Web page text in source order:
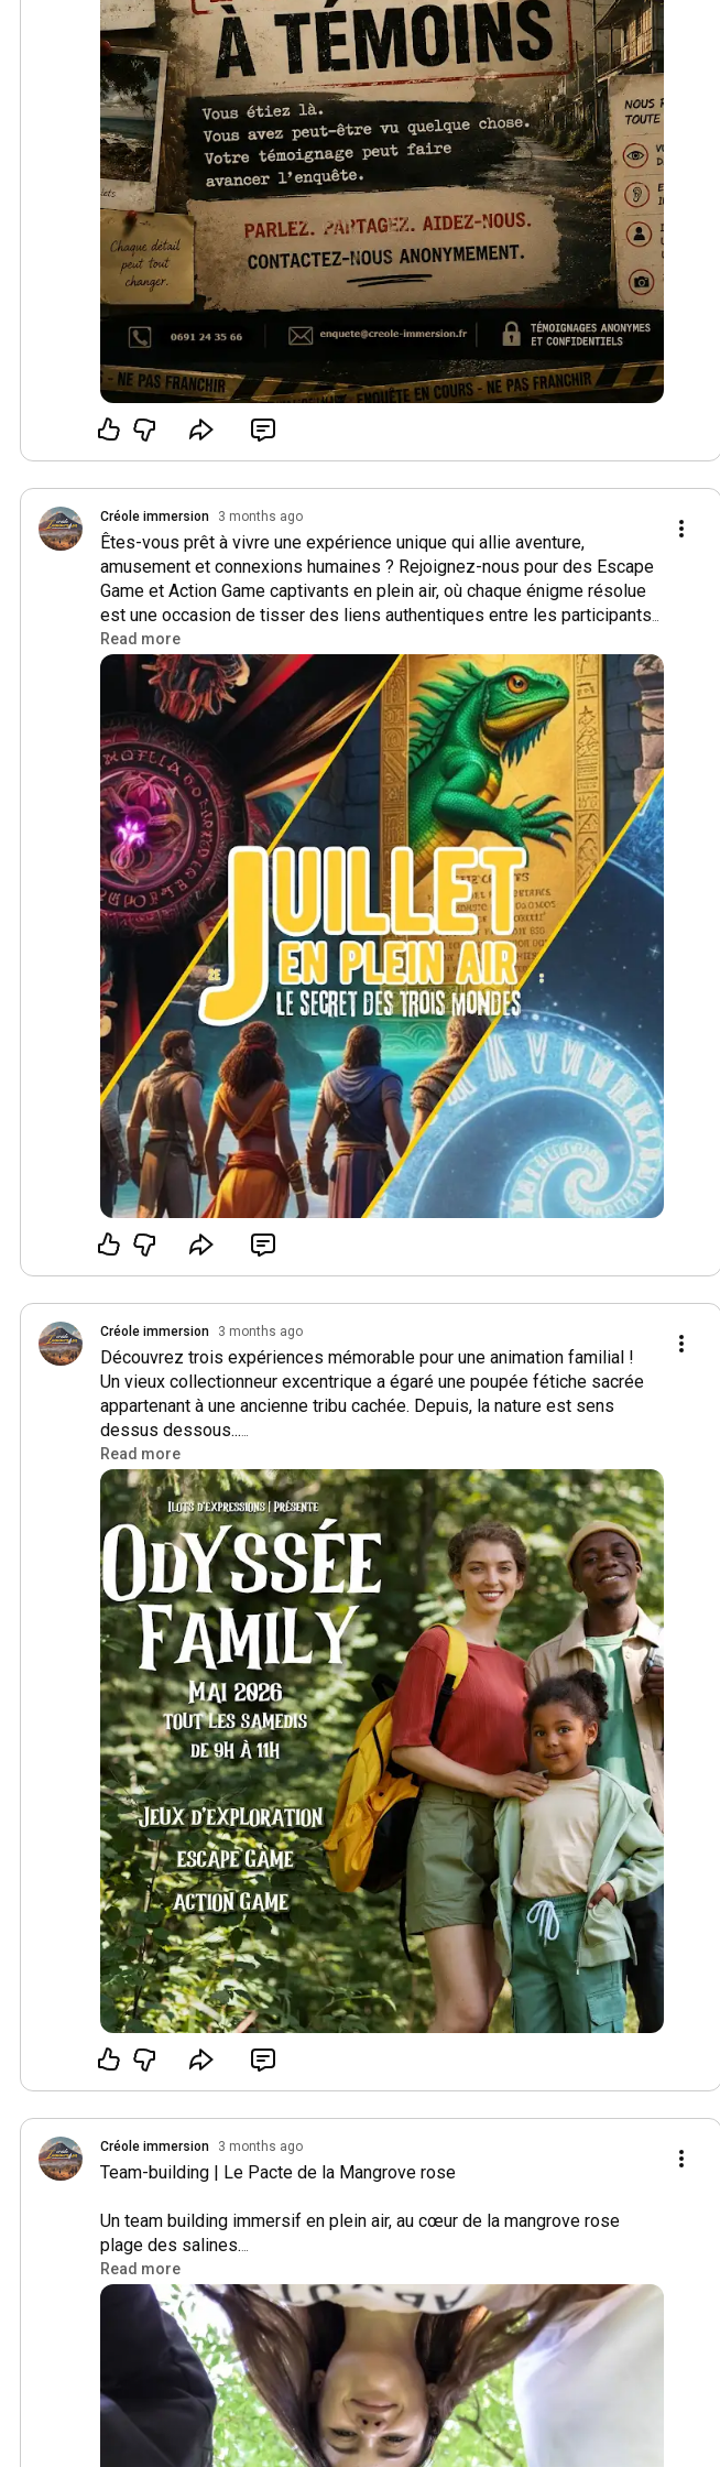
#Enqueteenfamille #Guadeloupe #escapegame @creole.immersion
Créole immersion 3 months ago
Êtes-vous prêt à vivre une expérience unique qui allie aventure,
amusement et connexions humaines ? Rejoignez-nous pour des Escape
Game et Action Game captivants en plein air, où chaque énigme résolue
est une occasion de tisser des liens authentiques entre les participants,
quelles que soient leurs générations.
Imaginez-vous déambuler dans des lieux pittoresques, armé d'une carte
et de votre esprit d'équipe, résolvant des énigmes et surmontant des
défis ensemble.
Ces moments partagés favorisent non seulement l'esprit de
camaraderie, mais permettent également de créer des souvenirs
inoubliables.
Que vous soyez un aventurier dans l'âme ou simplement à la recherche
de nouvelles amitiés, nos jeux de piste sont conçus pour rassembler
des personnes de tous horizons.
Découvrez 3 mondes :
Du 08 au 10 Juilette - Perception :
Synopsis : votre sens de l'observation suffiront-t-ils pour collecter tous
les symboles dispersés dans la ville. Attention lorsque la musique
s’arrêtera les symboles seront perdus à tout jamais et votre
récompense également...
Du 15 au 17 Juillet - L'énigme D'aetherys :
Synopsis : 2026, L'Institut de recherche cryptographique découvre une
le mystère, ils affrontent des pièges mortels.
Qui parviendra à résoudre l'énigme d'Aetherys et à découvrir le trésor, au
risque de tout perdre ?
Du 22 au 24 Juillet - Pont :
Synopsis : Lors de leurs vacances d'été, un groupe d'amis découvre par
hasard une série de failles temporelles dissimulées dans des lieux
emblématiques de la région. Ces anomalies, qui permettent de voyager
dans le temps, révèlent des événements historiques fascinants, mais
aussi des dangers insoupçonnés.
Rejoignez-nous et plongez dans une aventure où chaque pas vous
rapproche des autres. Ensemble, découvrons la joie de l'exploration et la
magie des rencontres inattendues. Ne manquez pas cette opportunité
de créer des liens durables tout en vous amusant !
**Venez vivre l'aventure et laissez-vous surprendre par les rencontres
qui vous attendent !*
Read more
Créole immersion 3 months ago
Découvrez trois expériences mémorable pour une animation familial !
Un vieux collectionneur excentrique a égaré une poupée fétiche sacrée
appartenant à une ancienne tribu cachée. Depuis, la nature est sens
dessus dessous...
La porte des étoiles est ouverte : votre mission est de traverser trois
réalités pour rétablir l'ordre avant qu'il ne soit trop tard.
Votre Parcours (3 activités en 1)
L'Arène de la vie : Testez la cohésion de votre tribu ! Défis d'agilité,
épreuves de précision et parcours d'obstacles chronométrés.
L'Écho du collectionneur : Plongez dans l'enquête. Entre totems
mystiques et indices dissimulés, retrouvez la trace de la poupée vaudou
égarée et calmez les esprits de la forêt.
L'Oasis de l'Éden : Votre quête touche à sa fin. Utilisez vos indices pour
localiser le "Trésor Gourmand".
Un moment de détente et un pique-nique partagé pour célébrer votre
victoire.
Places limitées et valable uniquement les samedis.
Option pique-nique partagé : inclus uniquement si réservation effectuer
3 semaines à l'avance.
Pour certain de nos jeux immersifs les participants doivent apporter du
matériel spécifique :
Protection solaire et anti-moustiques : Le parc étant en zone boisée et
De l'eau : Prévoir au moins 50cl par personne pour 1h d'activité sous le
climat tropical.
Un smartphone chargé pour les parcours en zone urbaine.
Une application de lecture de QR Code (optionnel)
Aptitudes et mentalité
Capacité physique de base : Le parcours faisant environ 1 km, il faut être
Read more
Créole immersion 3 months ago
Team-building | Le Pacte de la Mangrove rose
Un team building immersif en plein air, au cœur de la mangrove rose
plage des salines.
Les participants sont plongés dans un action game scénarisée :
L'harmonie de la mangrove est perturber à cause d'un esprit qui à dérobé
une savoir sacré. votre mission : passer les défis que l'esprit à laisser
derrière lui et retrouvé l'esprit.
Read more